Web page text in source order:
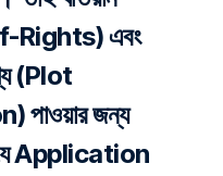
Rights) এবং
(Plot
জন্য
যে Application